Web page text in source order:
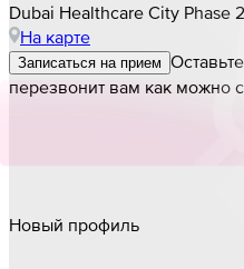
Dubai Healthcare City Phase
На карте
Записаться на прием
перезвонит вам как можно
Новый профиль